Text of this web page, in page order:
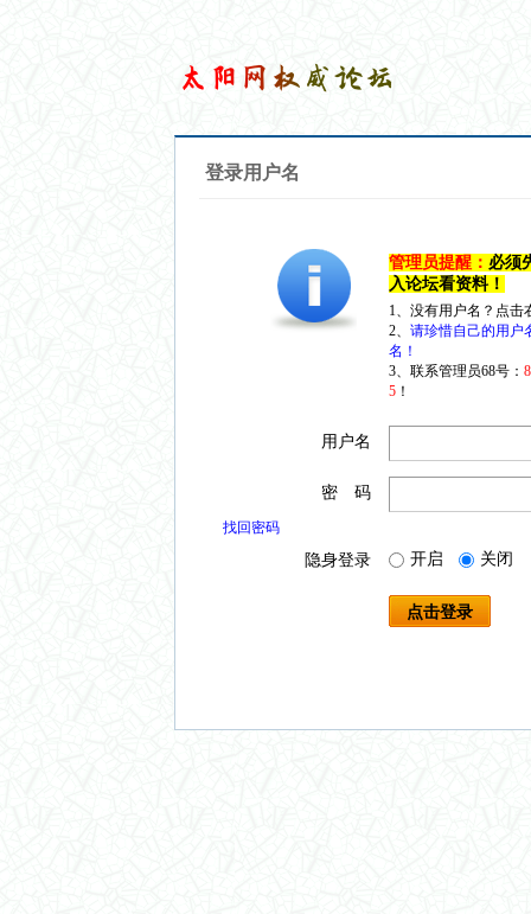
登录用户名
管理员提醒： 必须
入论坛看资料！
1、没有用户名？点
2、 请珍惜自己的用户
名！
3、联系管理员68号：
5 ！
用户名
密 码
找回密码
隐身登录 开启 关闭
点击登录